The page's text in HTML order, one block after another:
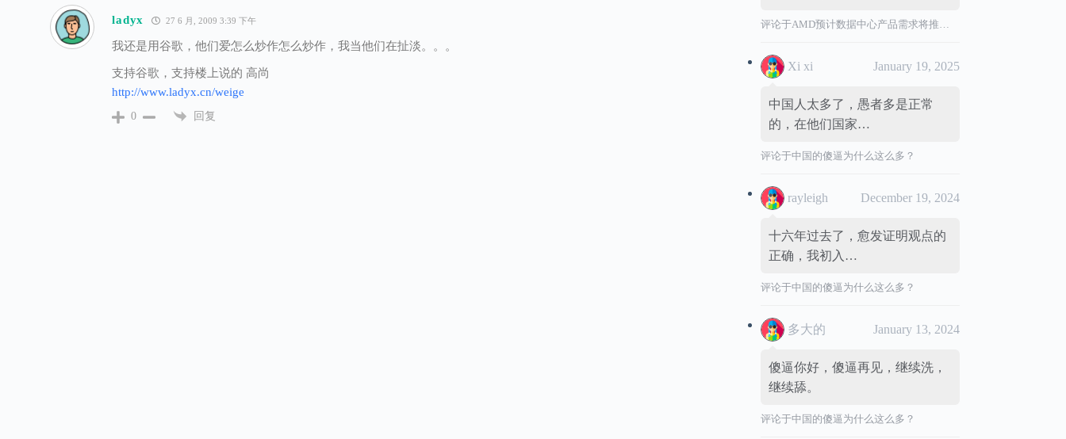
ladyx 27 6 月, 2009 3:39 下午
我还是用谷歌，他们爱怎么炒作怎么炒作，我当他们在扯淡。。。
支持谷歌，支持楼上说的 高尚
http://www.ladyx.cn/weige
0 回复
评论于AMD预计数据中心产品需求将推动营收加速增长
Xi xi January 19, 2025
中国人太多了，愚者多是正常
的，在他们国家…
评论于中国的傻逼为什么这么多？
rayleigh December 19, 2024
十六年过去了，愈发证明观点的
正确，我初入…
评论于中国的傻逼为什么这么多？
多大的 January 13, 2024
傻逼你好，傻逼再见，继续洗，
继续舔。
评论于中国的傻逼为什么这么多？